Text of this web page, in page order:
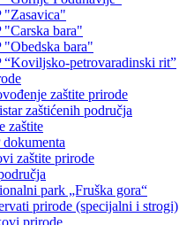
"Zasavica"
"Carska bara"
"Obedska bara"
“Koviljsko-petrovaradinski rit”
zaštite prirode
zaštićenih područja
zaštite
dokumenta
zaštite prirode
park „Fruška gora“
prirode (specijalni i strogi)